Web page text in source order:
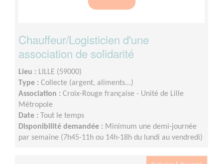
Chauffeur/Logisticien d'une
association de solidarité
Lieu : LILLE (59000)
Type : Collecte (argent, aliments...)
Association : Croix-Rouge française - Unité de Lille
Métropole
Date : Tout le temps
Disponibilité demandée : Minimum une demi-journée
par semaine (7h45-11h ou 14h-18h du lundi au vendredi)